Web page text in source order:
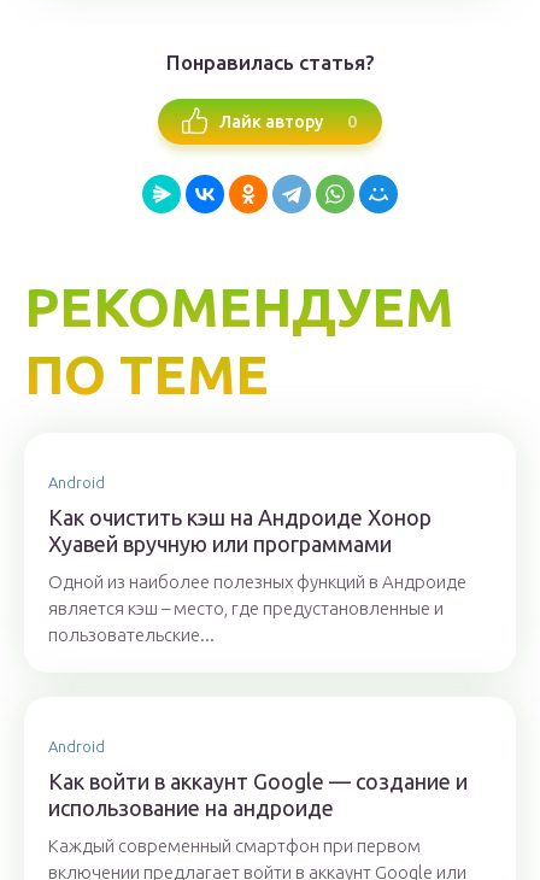
Понравилась статья?
Лайк автору 0
РЕКОМЕНДУЕМ
ПО ТЕМЕ
Android
Как очистить кэш на Андроиде Хонор
Хуавей вручную или программами
Одной из наиболее полезных функций в Андроиде
является кэш – место, где предустановленные и
пользовательские...
Android
Как войти в аккаунт Google — создание и
использование на андроиде
Каждый современный смартфон при первом
включении предлагает войти в аккаунт Google или